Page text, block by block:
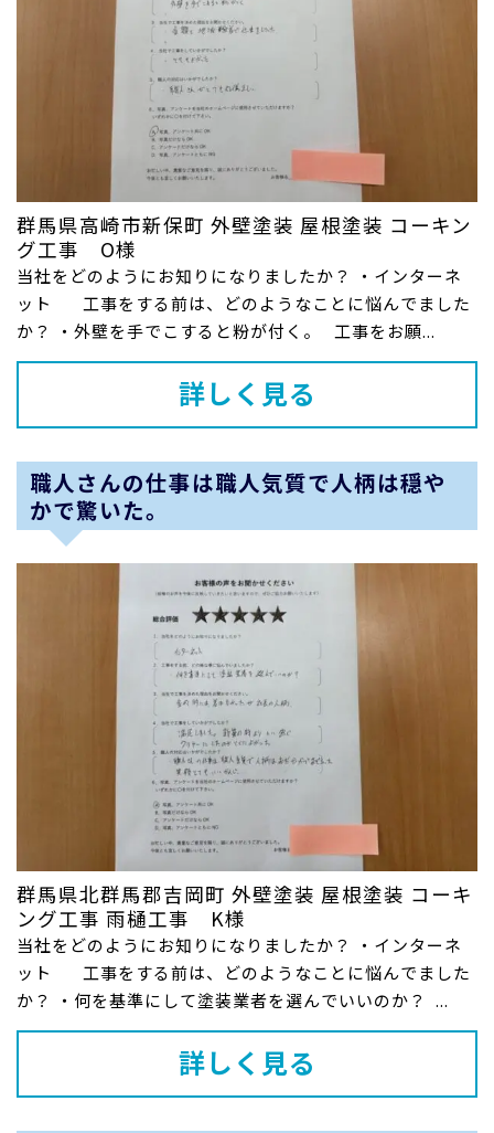
群馬県高崎市新保町 外壁塗装 屋根塗装 コーキン
グ工事 O様
当社をどのようにお知りになりましたか？ ・インターネ
ット 工事をする前は、どのようなことに悩んでました
か？ ・外壁を手でこすると粉が付く。 工事をお願...
詳しく見る
職人さんの仕事は職人気質で人柄は穏や
かで驚いた。
群馬県北群馬郡吉岡町 外壁塗装 屋根塗装 コーキ
ング工事 雨樋工事 K様
当社をどのようにお知りになりましたか？ ・インターネ
ット 工事をする前は、どのようなことに悩んでました
か？ ・何を基準にして塗装業者を選んでいいのか？ ...
詳しく見る